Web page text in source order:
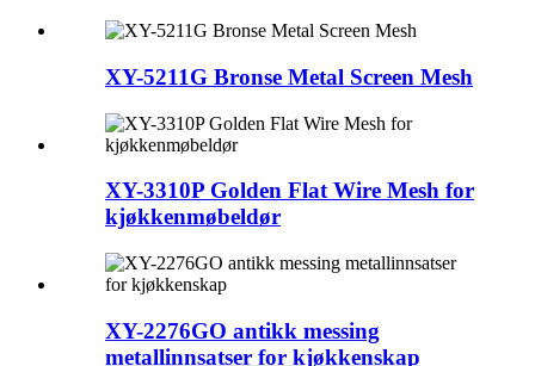
XY-5211G Bronse Metal Screen Mesh
XY-3310P Golden Flat Wire Mesh for
kjøkkenmøbeldør
XY-2276GO antikk messing
metallinnsatser for kjøkkenskap